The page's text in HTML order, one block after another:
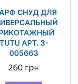
СНУД ДЛЯ
TUTU АРТ. 3-
005663
260 грн